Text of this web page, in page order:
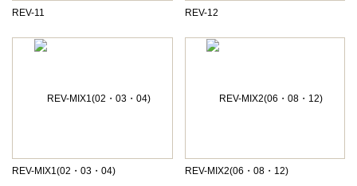
REV-11 REV-12
REV-MIX1(02・03・04) REV-MIX2(06・08・12)